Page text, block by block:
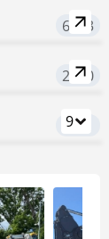
ja
6013
2350
7451
9